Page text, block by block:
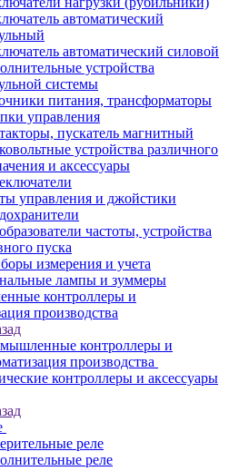
автоматический
автоматический силовой
устройства
системы
питания, трансформаторы
управления
пускатель магнитный
устройства различного
и аксессуары
управления и джойстики
частоты, устройства
пуска
измерения и учета
лампы и зуммеры
контроллеры и
производства
контроллеры и
производства
контроллеры и аксессуары
реле
реле